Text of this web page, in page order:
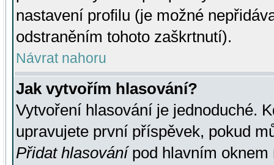
nastavení profilu (je možné
odstraněním tohoto zaškrtnutí).
Návrat nahoru
Jak vytvořím hlasování?
Vytvoření hlasování je jednoduché.
upravujete první příspěvek, pokud
Přidat hlasovánípod hlavním oknem